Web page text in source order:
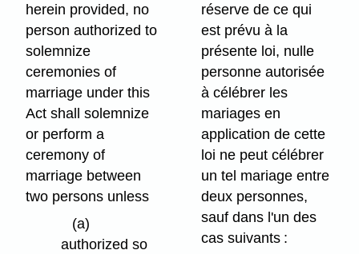
herein provided, no
person authorized to
solemnize
ceremonies of
marriage under this
Act shall solemnize
or perform a
ceremony of
marriage between
two persons unless
(a)
authorized so
réserve de ce qui
est prévu à la
présente loi, nulle
personne autorisée
à célébrer les
mariages en
application de cette
loi ne peut célébrer
un tel mariage entre
deux personnes,
sauf dans l'un des
cas suivants :